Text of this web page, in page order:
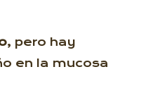
, pero hay
en la mucosa